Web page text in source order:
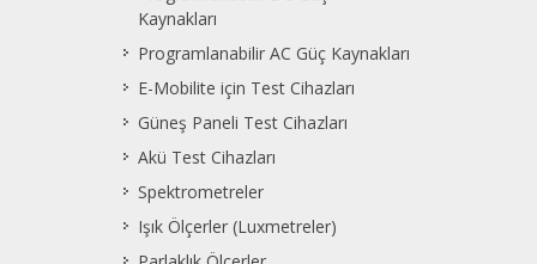
Kaynakları
Programlanabilir AC Güç Kaynakları
E-Mobilite için Test Cihazları
Güneş Paneli Test Cihazları
Akü Test Cihazları
Spektrometreler
Işık Ölçerler (Luxmetreler)